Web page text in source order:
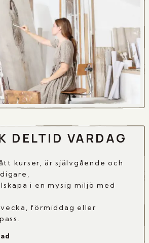
DELTID VARDAG
kurser, är självgående och
i en mysig miljö med
vecka, förmiddag eller